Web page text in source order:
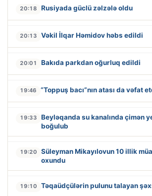
20:18 Rusiyada güclü zəlzələ oldu
20:13 Vəkil İlqar Həmidov həbs edildi
20:01 Bakıda parkdan oğurluq edildi
19:46 “Toppuş bacı”nın atası da vəfat
19:33
Beyləqanda su kanalında çimən
boğulub
19:20
Süleyman Mikayılovun 10 illik
oxundu
19:10 Təqaüdçülərin pulunu talayan